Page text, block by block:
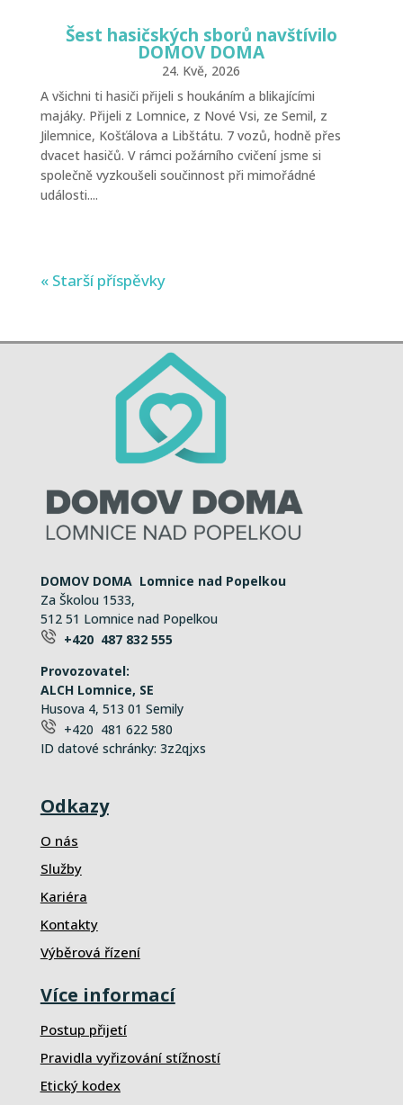
Šest hasičských sborů navštívilo
DOMOV DOMA
24. Kvě, 2026
A všichni ti hasiči přijeli s houkáním a blikajícími
majáky. Přijeli z Lomnice, z Nové Vsi, ze Semil, z
Jilemnice, Košťálova a Libštátu. 7 vozů, hodně přes
dvacet hasičů. V rámci požárního cvičení jsme si
společně vyzkoušeli součinnost při mimořádné
události....
« Starší příspěvky
DOMOV DOMA Lomnice nad Popelkou
Za Školou 1533,
512 51 Lomnice nad Popelkou
+420 487 832 555
Provozovatel:
ALCH Lomnice, SE
Husova 4, 513 01 Semily
+420 481 622 580
ID datové schránky: 3z2qjxs
Odkazy
O nás
Služby
Kariéra
Kontakty
Výběrová řízení
Více informací
Postup přijetí
Pravidla vyřizování stížností
Etický kodex